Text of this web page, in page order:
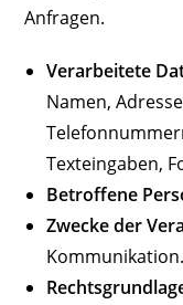
Anfragen.
Verarbeitete
Namen,
Texteingaben,
Betroffene
Zwecke der
Kommunikation.